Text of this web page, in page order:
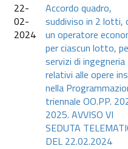
22-
02-
2024
Accordo quadro,
suddiviso in 2 lotti,
un operatore
per ciascun lotto,
servizi di ingegneria
relativi alle opere
nella
triennale OO.PP.
2025. AVVISO VI
SEDUTA
DEL 22.02.2024